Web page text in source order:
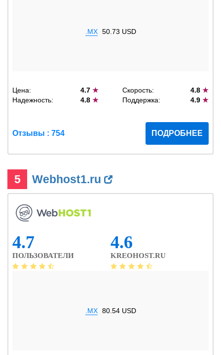
.MX 50.73 USD
Цена: 4.7★ Скорость: 4.8 ★
Надежность:
4.8★ Поддержка: 4.9 ★
Отзывы : 754 ПОДРОБНЕЕ
5 Webhost1.ru
4.7
ПОЛЬЗОВАТЕЛИ
4.6
KREOHOST.RU
.MX 80.54 USD